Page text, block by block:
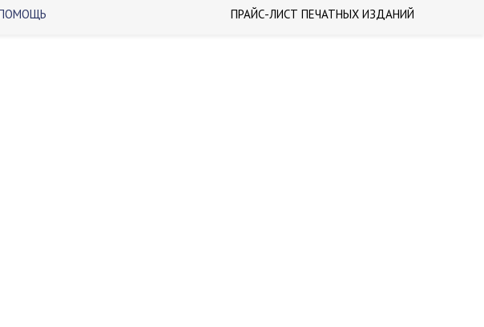
ПРАЙС-ЛИСТ ПЕЧАТНЫХ ИЗДАНИЙ